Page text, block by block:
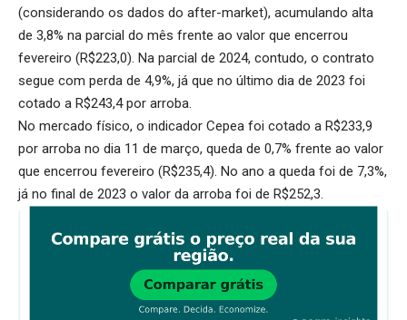
(considerando os dados do after-market), acumulando alta
de 3,8% na parcial do mês frente ao valor que encerrou
fevereiro (R$223,0). Na parcial de 2024, contudo, o contrato
segue com perda de 4,9%, já que no último dia de 2023 foi
cotado a R$243,4 por arroba.
No mercado físico, o indicador Cepea foi cotado a R$233,9
por arroba no dia 11 de março, queda de 0,7% frente ao valor
que encerrou fevereiro (R$235,4). No ano a queda foi de 7,3%,
já no final de 2023 o valor da arroba foi de R$252,3.